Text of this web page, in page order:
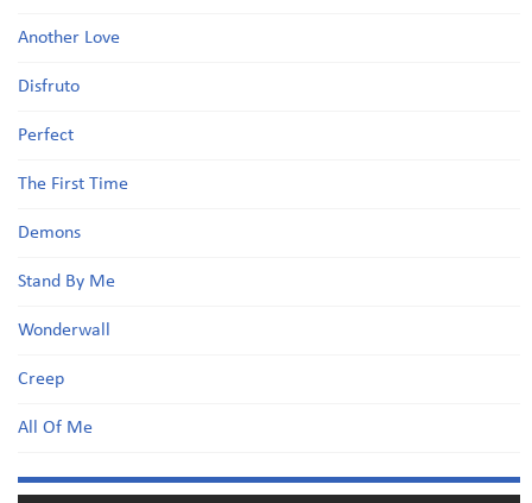
Another Love
Disfruto
Perfect
The First Time
Demons
Stand By Me
Wonderwall
Creep
All Of Me